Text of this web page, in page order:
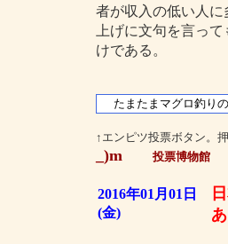
者が収入の低い人
上げに文句を言っ
けである。
↑エンピツ投票ボタン。
_)m 投票博物館
2016年01月01日
(金)